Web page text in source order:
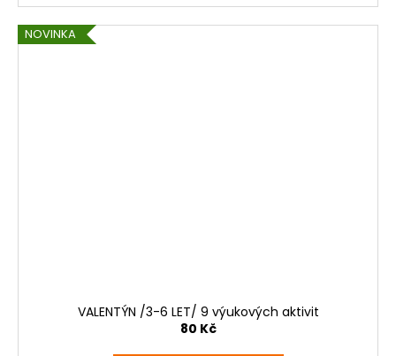
NOVINKA
VALENTÝN /3-6 LET/ 9 výukových aktivit
80 Kč